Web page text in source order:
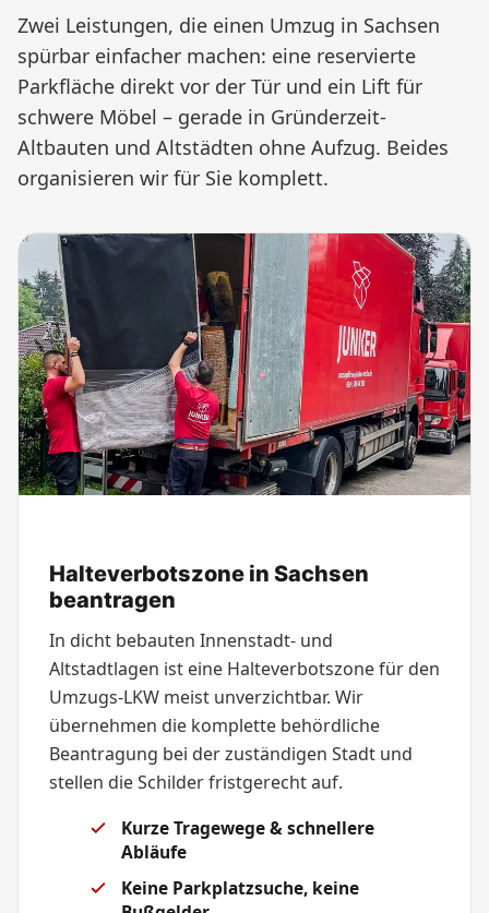
Zwei Leistungen, die einen Umzug in Sachsen
spürbar einfacher machen: eine reservierte
Parkfläche direkt vor der Tür und ein Lift für
schwere Möbel – gerade in Gründerzeit-
Altbauten und Altstädten ohne Aufzug. Beides
organisieren wir für Sie komplett.
Halteverbotszone in Sachsen
beantragen
In dicht bebauten Innenstadt- und
Altstadtlagen ist eine Halteverbotszone für den
Umzugs-LKW meist unverzichtbar. Wir
übernehmen die komplette behördliche
Beantragung bei der zuständigen Stadt und
stellen die Schilder fristgerecht auf.
Kurze Tragewege & schnellere
Abläufe
Keine Parkplatzsuche, keine